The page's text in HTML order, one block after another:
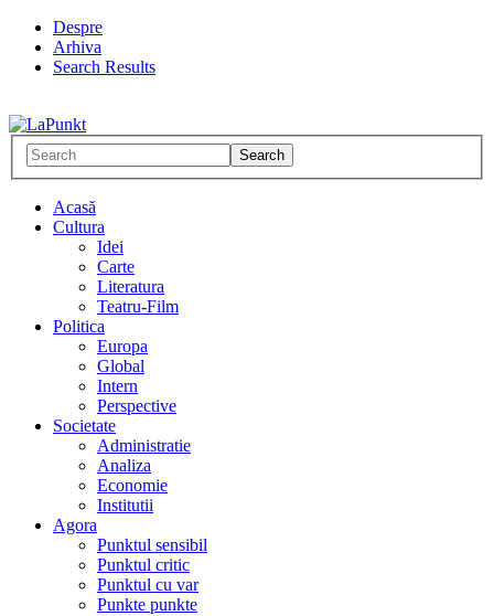
Despre
Arhiva
Search Results
Acasă
Cultura
Idei
Carte
Literatura
Teatru-Film
Politica
Europa
Global
Intern
Perspective
Societate
Administratie
Analiza
Economie
Institutii
Agora
Punktul sensibil
Punktul critic
Punktul cu var
Punkte punkte